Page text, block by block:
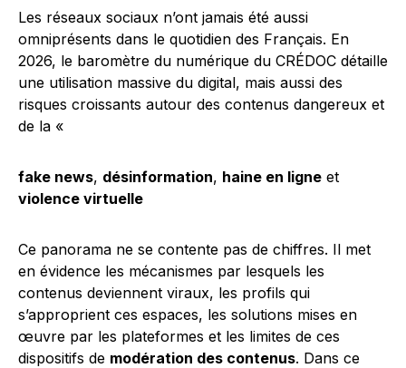
Les réseaux sociaux n’ont jamais été aussi
omniprésents dans le quotidien des Français. En
2026, le baromètre du numérique du CRÉDOC détaille
une utilisation massive du digital, mais aussi des
risques croissants autour des contenus dangereux et
de la «
fake news, désinformation, haine en ligne et
violence virtuelle
Ce panorama ne se contente pas de chiffres. Il met
en évidence les mécanismes par lesquels les
contenus deviennent viraux, les profils qui
s’approprient ces espaces, les solutions mises en
œuvre par les plateformes et les limites de ces
dispositifs de modération des contenus. Dans ce